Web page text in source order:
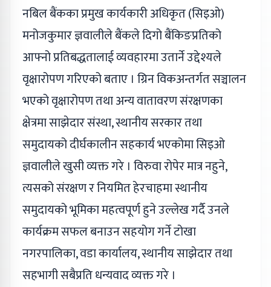
नबिल बैंकका प्रमुख कार्यकारी अधिकृत (सिइओ)
मनोजकुमार ज्ञवालीले बैंकले दिगो बैंकिङप्रतिको
आफ्नो प्रतिबद्धतालाई व्यवहारमा उतार्ने उद्देश्यले
वृक्षारोपण गरिएको बताए । ग्रिन विकअन्तर्गत सञ्चालन
भएको वृक्षारोपण तथा अन्य वातावरण संरक्षणका
क्षेत्रमा साझेदार संस्था, स्थानीय सरकार तथा
समुदायको दीर्घकालीन सहकार्य भएकोमा सिइओ
ज्ञवालीले खुसी व्यक्त गरे । विरुवा रोपेर मात्र नहुने,
त्यसको संरक्षण र नियमित हेरचाहमा स्थानीय
समुदायको भूमिका महत्वपूर्ण हुने उल्लेख गर्दै उनले
कार्यक्रम सफल बनाउन सहयोग गर्ने टोखा
नगरपालिका, वडा कार्यालय, स्थानीय साझेदार तथा
सहभागी सबैप्रति धन्यवाद व्यक्त गरे ।